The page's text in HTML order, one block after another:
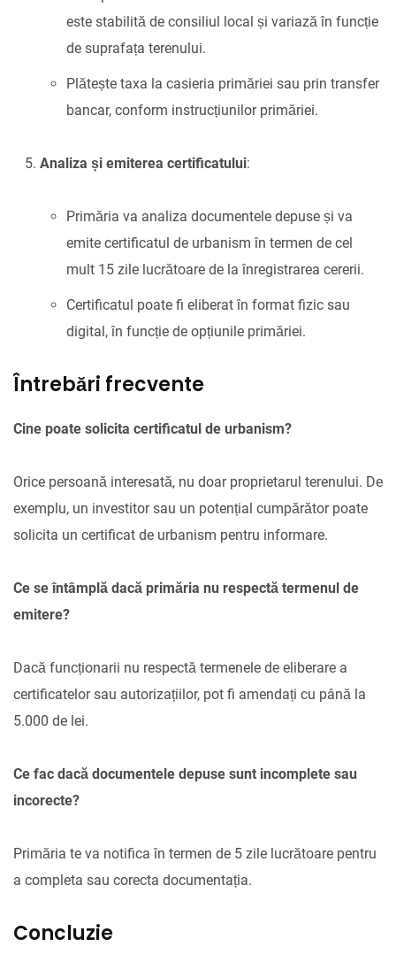
este stabilită de consiliul local și variază în funcție
de suprafața terenului.
Plătește taxa la casieria primăriei sau prin transfer
bancar, conform instrucțiunilor primăriei.
Analiza și emiterea certificatului:
Primăria va analiza documentele depuse și va
emite certificatul de urbanism în termen de cel
mult 15 zile lucrătoare de la înregistrarea cererii.
Certificatul poate fi eliberat în format fizic sau
digital, în funcție de opțiunile primăriei.
Întrebări frecvente
Cine poate solicita certificatul de urbanism?
Orice persoană interesată, nu doar proprietarul terenului. De
exemplu, un investitor sau un potențial cumpărător poate
solicita un certificat de urbanism pentru informare.
Ce se întâmplă dacă primăria nu respectă termenul de
emitere?
Dacă funcționarii nu respectă termenele de eliberare a
certificatelor sau autorizațiilor, pot fi amendați cu până la
5.000 de lei.
Ce fac dacă documentele depuse sunt incomplete sau
incorecte?
Primăria te va notifica în termen de 5 zile lucrătoare pentru
a completa sau corecta documentația.
Concluzie